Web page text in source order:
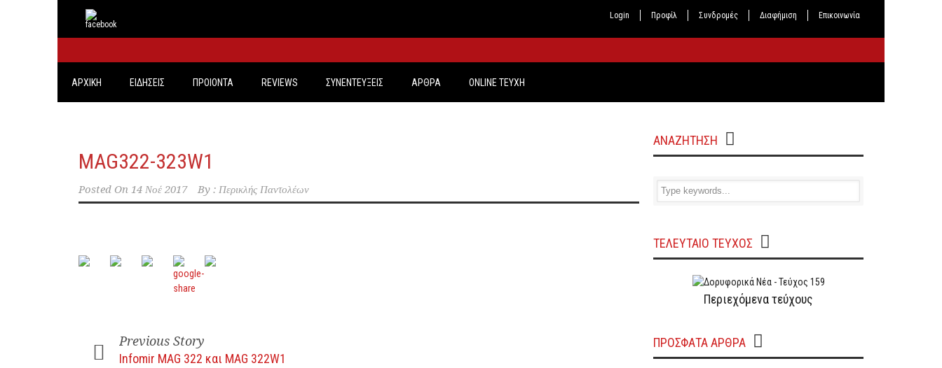
Login Προφίλ Συνδρομές Διαφήμιση Επικοινωνία
ΑΡΧΙΚΗ ΕΙΔΗΣΕΙΣ ΠΡΟΙΟΝΤΑ REVIEWS ΣΥΝΕΝΤΕΥΞΕΙΣ ΑΡΘΡΑ ONLINE TEYXH
MAG322-323W1
Posted On 14 Νοέ 2017 By : Περικλής Παντολέων
Previous Story
Infomir MAG 322 και MAG 322W1
ΑΝΑΖΗΤΗΣΗ
ΤΕΛΕΥΤΑΙΟ ΤΕΥΧΟΣ
Περιεχόμενα τεύχους
ΠΡΌΣΦΑΤΑ ΆΡΘΡΑ